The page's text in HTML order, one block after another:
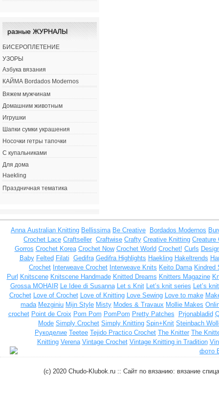
разные ЖУРНАЛЫ
БИСЕРОПЛЕТЕНИЕ
УЗОРЫ
Азбука вязания
КАЙМА Bordados Modernos
Вяжем мужчинам
Домашним животным
Игрушки
Шапки сумки украшения
Носочки гетры тапочки
С купальниками
Для дома
Haekling
Праздничная тематика
Anna Australian Knitting Bellissima Be Creative Bordados Modernos
Crochet Lace Craftseller Craftwise Crafty Creative Knitting Creature
Gorros Crochet Korea Crochet Now Crochet World Crochet! Curls
Baby Felted Filati Gedifra Gedifra Highlights Haekling Hakeltrends
Crochet Interweave Crochet Interweave Knits Keito Dama Kindred
Purl Knitscene Knitscene Handmade Knitted Dreams Knitters Magazine
Grossa MOHAIR Le Idee di Susanna Let s Knit Let’s knit series Let’s
Crochet Love of Crochet Love of Knitting Love Sewing Love to make
mada Mezginiu Mijn Style Misty Modes & Travaux Mollie Makes
crochet Point de Croix Pom Pom PomPom Pretty Patches Prjonabladid
Mode Simply Crochet Simply Knitting Spin+Knit Steinbach
Рукоделие Teetee Tejido Practico Crochet The Knitter The
Knitting Verena Vintage Crochet Vintage Knitting in Tradition
(c) 2020 Chudo-Klubok.ru :: Сайт по вязанию: вязание